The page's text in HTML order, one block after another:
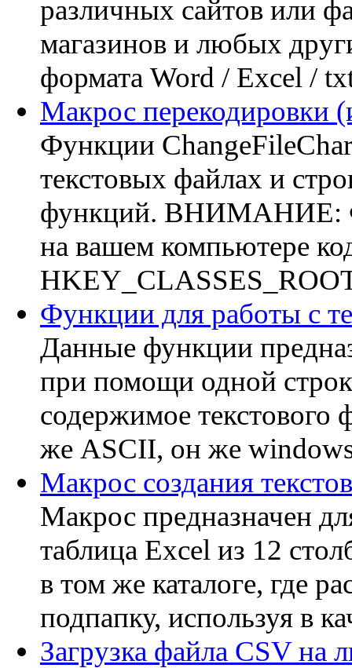
различных сайтов или
магазинов и любых
формата Word / Excel /
Макрос перекодировки
Функции
текстовых файлах и
функций. ВНИМАНИЕ:
на вашем компьютере
Функции для работы с
Данные функции
при помощи одной
содержимое
же ASCII, он же
Макрос создания
Макрос предназначен
таблица Excel из 12
в том же каталоге, где
подпапку, используя в
Загрузка файла CSV на